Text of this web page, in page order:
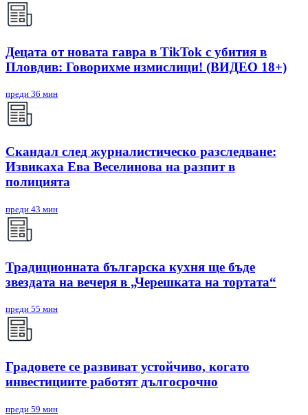
Децата от новата гавра в TikTok с убития в
Пловдив: Говорихме измислици! (ВИДЕО 18+)
преди 36 мин
Скандал след журналистическо разследване:
Извикаха Ева Веселинова на разпит в
полицията
преди 43 мин
Традиционната българска кухня ще бъде
звездата на вечеря в „Черешката на тортата“
преди 55 мин
Градовете се развиват устойчиво, когато
инвестициите работят дългосрочно
преди 59 мин